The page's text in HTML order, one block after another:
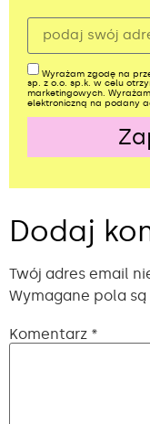
Wyrażam zgodę na
sp. z o.o. sp.k. w celu
marketingowych.
elektroniczną na podany
Dodaj
Twój adres email
Wymagane pola
Komentarz *